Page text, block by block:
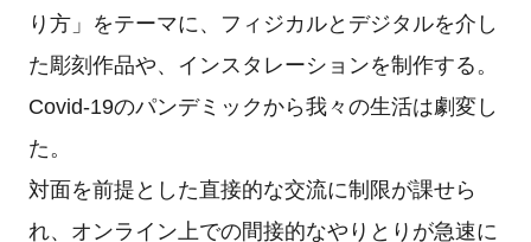
り方」をテーマに、フィジカルとデジタルを介し
た彫刻作品や、インスタレーションを制作する。
Covid-19のパンデミックから我々の生活は劇変し
た。
対面を前提とした直接的な交流に制限が課せら
れ、オンライン上での間接的なやりとりが急速に